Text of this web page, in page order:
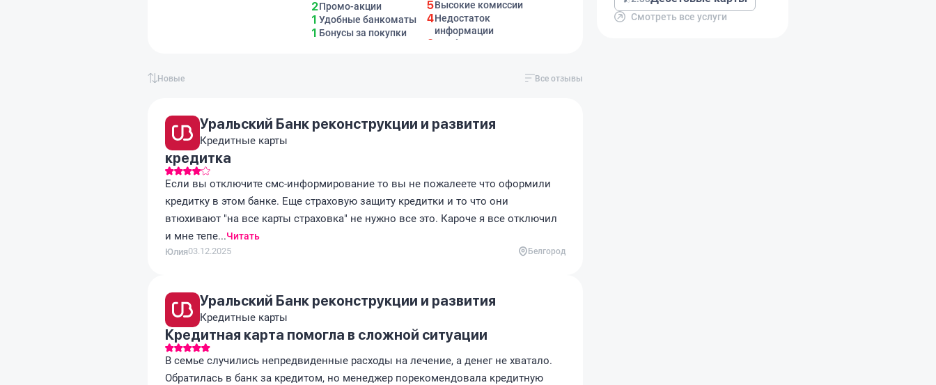
2Промо-акции
1 Удобные банкоматы
1 Бонусы за покупки
5Высокие комиссии
4Недостаток
информации
3
Проблемы с
Новые Все отзывы
Уральский Банк реконструкции и развития
Кредитные карты
кредитка
Если вы отключите смс-информирование то вы не пожалеете что оформили
кредитку в этом банке. Еще страховую защиту кредитки и то что они
втюхивают "на все карты страховка" не нужно все это. Кароче я все отключил
и мне тепе...Читать
Юлия03.12.2025 Белгород
Уральский Банк реконструкции и развития
Кредитные карты
Кредитная карта помогла в сложной ситуации
В семье случились непредвиденные расходы на лечение, а денег не хватало.
Обратилась в банк за кредитом, но менеджер порекомендовала кредитную
Смотреть все услуги